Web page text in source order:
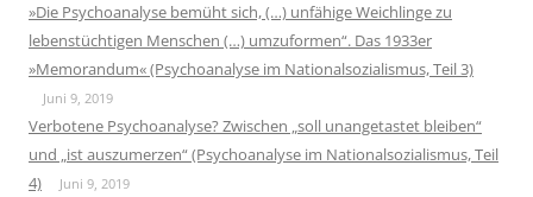
»Die Psychoanalyse bemüht sich, (…) unfähige Weichlinge zu
lebenstüchtigen Menschen (…) umzuformen“. Das 1933er
»Memorandum« (Psychoanalyse im Nationalsozialismus, Teil 3)
Juni 9, 2019
Verbotene Psychoanalyse? Zwischen „soll unangetastet bleiben“
und „ist auszumerzen“ (Psychoanalyse im Nationalsozialismus, Teil
4)
Juni 9, 2019